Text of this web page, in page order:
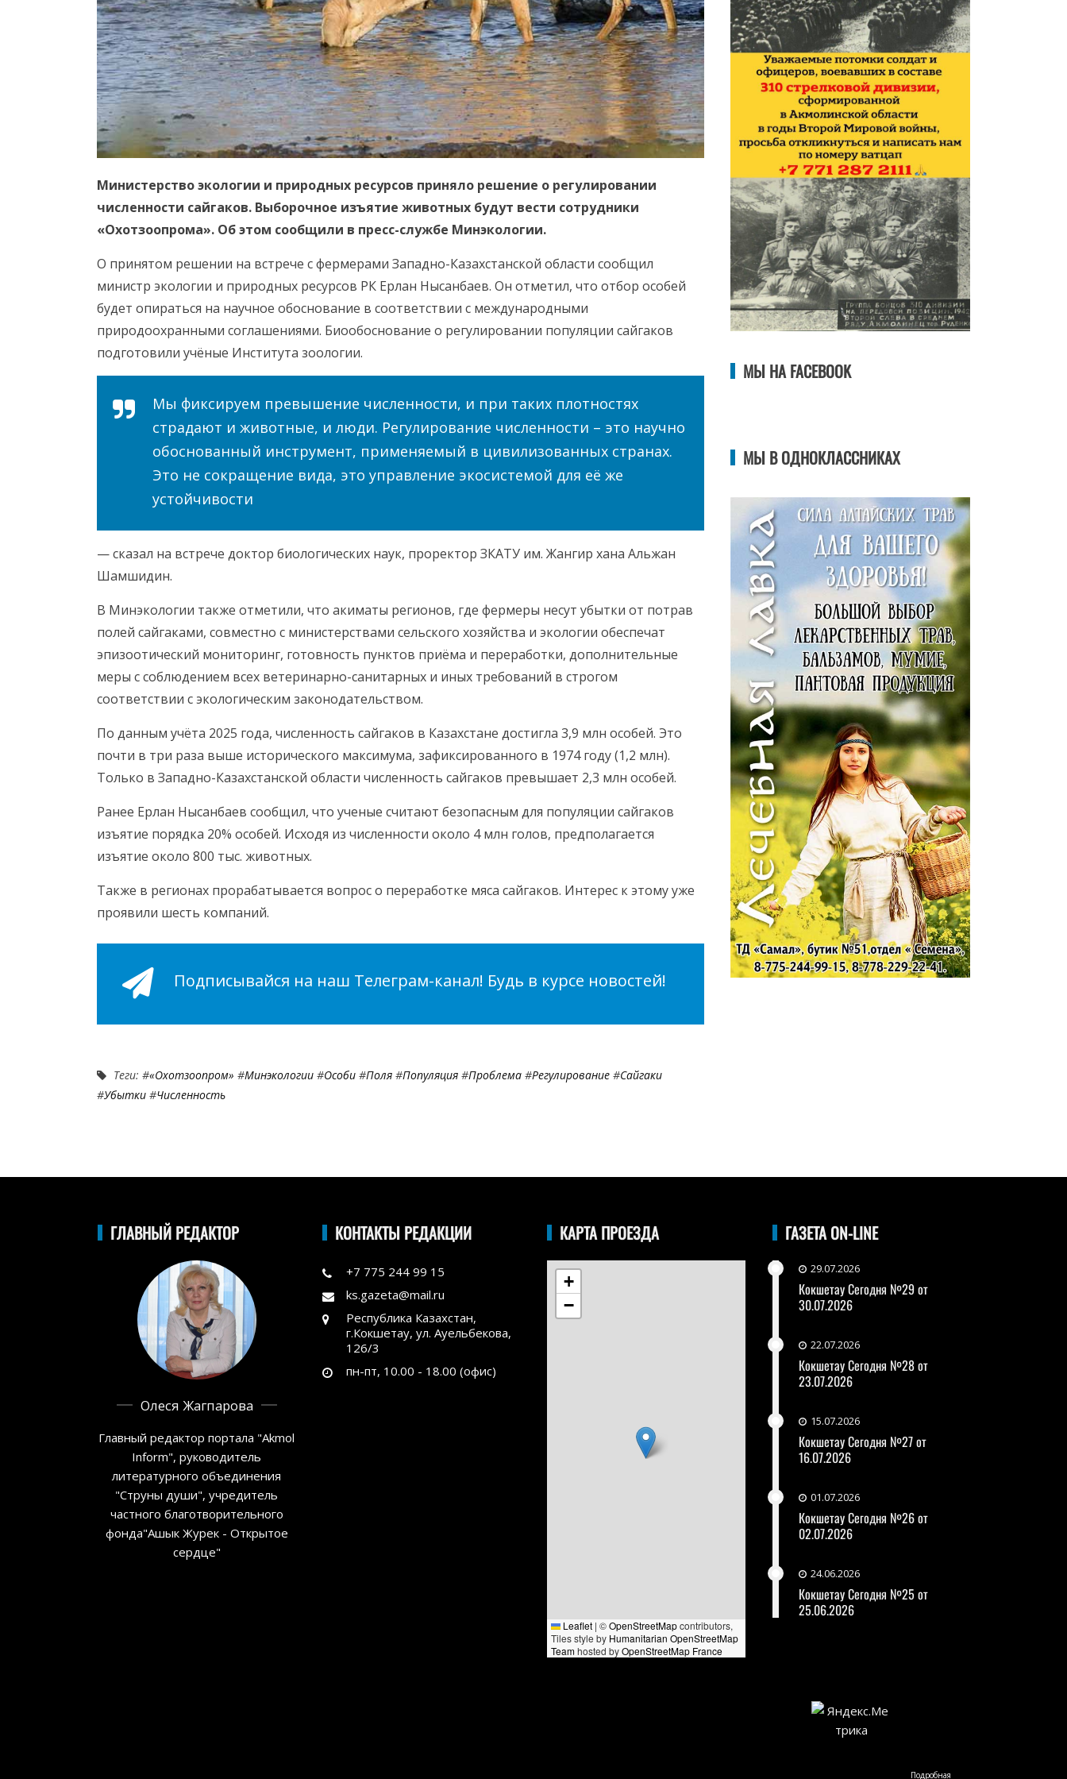
Министерство экологии и природных ресурсов приняло решение о регулировании
численности сайгаков. Выборочное изъятие животных будут вести сотрудники
«Охотзоопрома». Об этом сообщили в пресс-службе Минэкологии.
О принятом решении на встрече с фермерами Западно-Казахстанской области сообщил
министр экологии и природных ресурсов РК Ерлан Нысанбаев. Он отметил, что отбор особей
будет опираться на научное обоснование в соответствии с международными
природоохранными соглашениями. Биообоснование о регулировании популяции сайгаков
подготовили учёные Института зоологии.
Мы фиксируем превышение численности, и при таких плотностях
страдают и животные, и люди. Регулирование численности – это научно
обоснованный инструмент, применяемый в цивилизованных странах.
Это не сокращение вида, это управление экосистемой для её же
устойчивости
— сказал на встрече доктор биологических наук, проректор ЗКАТУ им. Жангир хана Альжан
Шамшидин.
В Минэкологии также отметили, что акиматы регионов, где фермеры несут убытки от потрав
полей сайгаками, совместно с министерствами сельского хозяйства и экологии обеспечат
эпизоотический мониторинг, готовность пунктов приёма и переработки, дополнительные
меры с соблюдением всех ветеринарно-санитарных и иных требований в строгом
соответствии с экологическим законодательством.
По данным учёта 2025 года, численность сайгаков в Казахстане достигла 3,9 млн особей. Это
почти в три раза выше исторического максимума, зафиксированного в 1974 году (1,2 млн).
Только в Западно-Казахстанской области численность сайгаков превышает 2,3 млн особей.
Ранее Ерлан Нысанбаев сообщил, что ученые считают безопасным для популяции сайгаков
изъятие порядка 20% особей. Исходя из численности около 4 млн голов, предполагается
изъятие около 800 тыс. животных.
Также в регионах прорабатывается вопрос о переработке мяса сайгаков. Интерес к этому уже
проявили шесть компаний.
Подписывайся на наш Телеграм-канал! Будь в курсе новостей!
Теги: #«Охотзоопром» #Минэкологии #Особи #Поля #Популяция #Проблема #Регулирование #Сайгаки
#Убытки #Численность
МЫ НА FACEBOOK
МЫ В ОДНОКЛАССНИКАХ
ГЛАВНЫЙ РЕДАКТОР
Олеся Жагпарова
Главный редактор портала "Akmol
Inform", руководитель
литературного объединения
"Струны души", учредитель
частного благотворительного
фонда"Ашык Журек - Открытое
сердце"
КОНТАКТЫ РЕДАКЦИИ
+7 775 244 99 15
ks.gazeta@mail.ru
Республика Казахстан,
г.Кокшетау, ул. Ауельбекова,
126/3
пн-пт, 10.00 - 18.00 (офис)
КАРТА ПРОЕЗДА
+
−
Leaflet | ©OpenStreetMapcontributors,
Tiles style by Humanitarian OpenStreetMap
Teamhosted byOpenStreetMap France
ГАЗЕТА ON-LINE
29.07.2026
Кокшетау Сегодня №29 от
30.07.2026
22.07.2026
Кокшетау Сегодня №28 от
23.07.2026
15.07.2026
Кокшетау Сегодня №27 от
16.07.2026
01.07.2026
Кокшетау Сегодня №26 от
02.07.2026
24.06.2026
Кокшетау Сегодня №25 от
25.06.2026
Подробная